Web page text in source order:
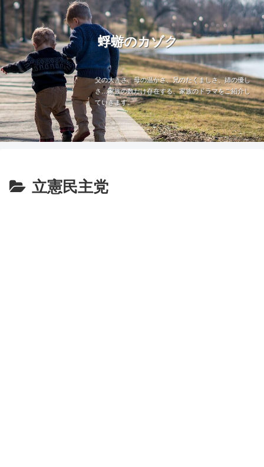
蜉蝣のカゾク
父の大きさ、母の温かさ、兄のたくましさ、姉の優し
さ…家族の数だけ存在する、家族のドラマをご紹介し
ていきます。
立憲民主党